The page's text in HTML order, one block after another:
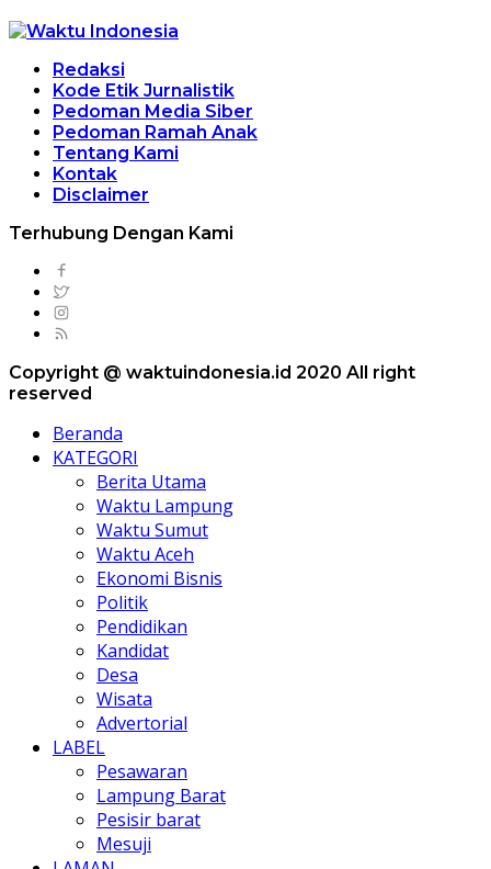
Redaksi
Kode Etik Jurnalistik
Pedoman Media Siber
Pedoman Ramah Anak
Tentang Kami
Kontak
Disclaimer
Terhubung Dengan Kami
Copyright @ waktuindonesia.id 2020 All right
reserved
Beranda
KATEGORI
Berita Utama
Waktu Lampung
Waktu Sumut
Waktu Aceh
Ekonomi Bisnis
Politik
Pendidikan
Kandidat
Desa
Wisata
Advertorial
LABEL
Pesawaran
Lampung Barat
Pesisir barat
Mesuji